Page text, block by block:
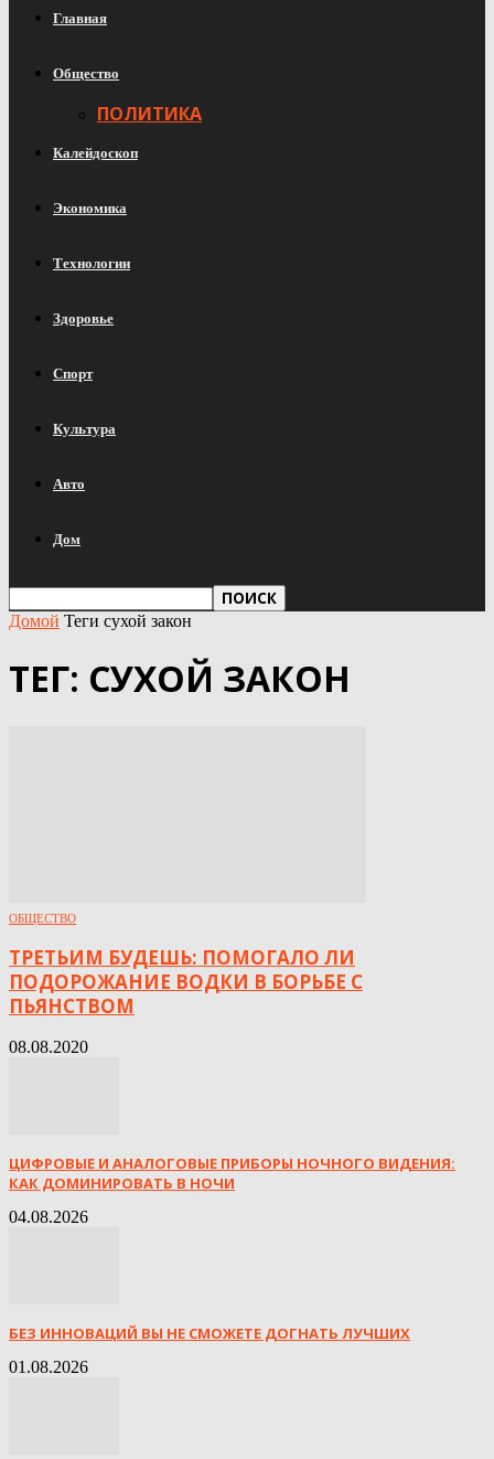
Главная
Общество
ПОЛИТИКА
Калейдоскоп
Экономика
Технологии
Здоровье
Спорт
Культура
Авто
Дом
Домой Теги сухой закон
ТЕГ: СУХОЙ ЗАКОН
ОБЩЕСТВО
ТРЕТЬИМ БУДЕШЬ: ПОМОГАЛО ЛИ
ПОДОРОЖАНИЕ ВОДКИ В БОРЬБЕ С
ПЬЯНСТВОМ
08.08.2020
ЦИФРОВЫЕ И АНАЛОГОВЫЕ ПРИБОРЫ НОЧНОГО ВИДЕНИЯ:
КАК ДОМИНИРОВАТЬ В НОЧИ
04.08.2026
БЕЗ ИННОВАЦИЙ ВЫ НЕ СМОЖЕТЕ ДОГНАТЬ ЛУЧШИХ
01.08.2026